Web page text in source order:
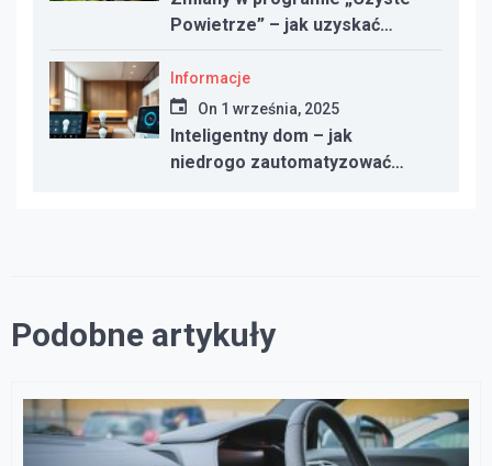
Powietrze” – jak uzyskać
dotację w 2025 roku
Informacje
On 1 września, 2025
Inteligentny dom – jak
niedrogo zautomatyzować
Podobne artykuły